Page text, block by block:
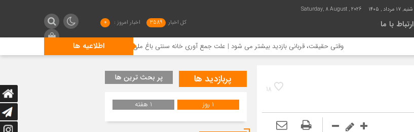
شنبه, ۱۷ مرداد , ۱۴۰۵ Saturday, 8 August , 2026
ارتباط با ما کل اخبار 3589 اخبار امروز : 0
اطلاعیه ها وقتی حقیقت، قربانی بازدید بیشتر می شود | علت جمع آوری خانه سنتی باغ ملی لاهیجان چیست؟
18
پربازدید ها پر بحث ترین ها
1 روز 1 هفته